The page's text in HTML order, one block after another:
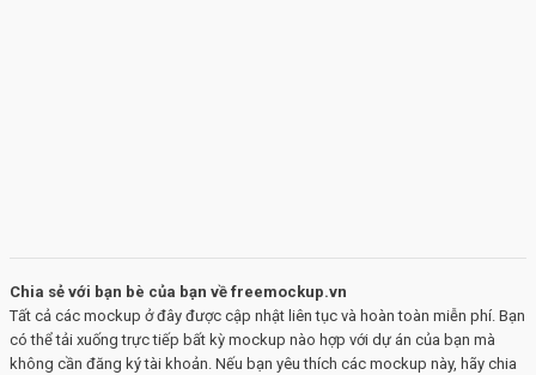
Chia sẻ với bạn bè của bạn về freemockup.vn
Tất cả các mockup ở đây được cập nhật liên tục và hoàn toàn miễn phí. Bạn
có thể tải xuống trực tiếp bất kỳ mockup nào hợp với dự án của bạn mà
không cần đăng ký tài khoản. Nếu bạn yêu thích các mockup này, hãy chia